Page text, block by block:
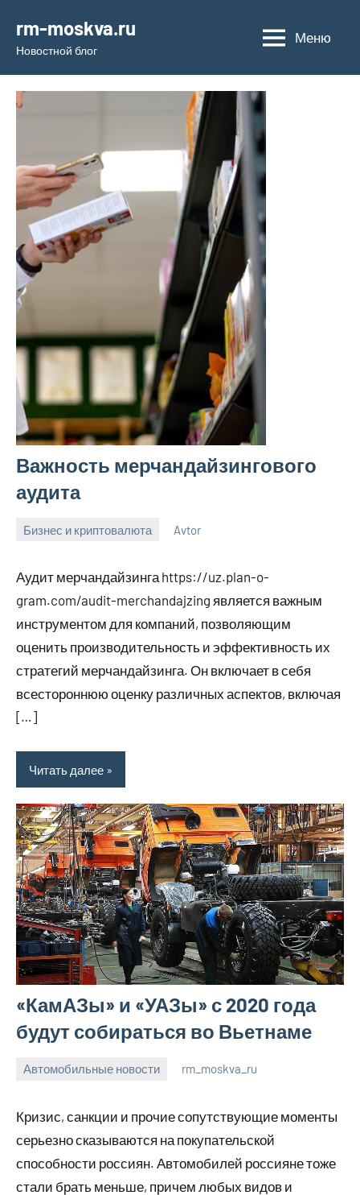
содержимому
rm-moskva.ru
Новостной блог
Меню
Важность мерчандайзингового
аудита
Бизнес и криптовалюта
2023
Avtor
Аудит мерчандайзинга https://uz.plan-o-
gram.com/audit-merchandajzing является важным
инструментом для компаний, позволяющим
оценить производительность и эффективность их
стратегий мерчандайзинга. Он включает в себя
всестороннюю оценку различных аспектов, включая
[…]
Читать далее
«КамАЗы» и «УАЗы» с 2020 года
будут собираться во Вьетнаме
Автомобильные новости
2023
rm_moskva_ru
Кризис, санкции и прочие сопутствующие моменты
серьезно сказываются на покупательской
способности россиян. Автомобилей россияне тоже
стали брать меньше, причем любых видов и